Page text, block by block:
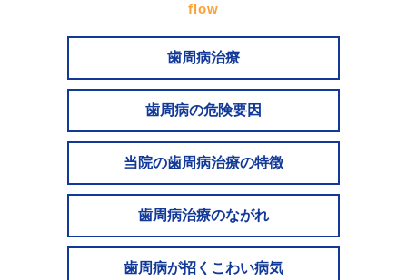
flow
歯周病治療
歯周病の危険要因
当院の歯周病治療の特徴
歯周病治療のながれ
歯周病が招くこわい病気